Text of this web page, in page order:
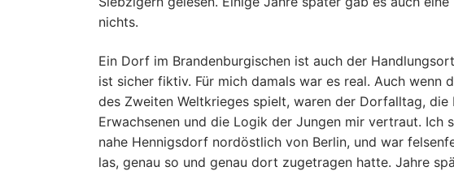
nichts.
Ein Dorf im Brandenburgischen ist auch der
ist sicher fiktiv. Für mich damals war es real. Auch wenn
des Zweiten Weltkrieges spielt, waren der Dorfalltag, die
Erwachsenen und die Logik der Jungen mir vertraut.
nahe Hennigsdorf nordöstlich von Berlin, und war
las, genau so und genau dort zugetragen hatte. Jahre